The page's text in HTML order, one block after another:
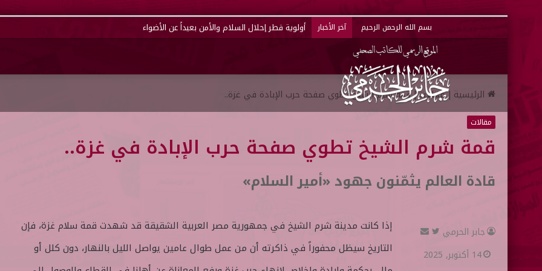
بسم الله الرحمن الرحيم آخر الأخبار أولوية قطر إحلال السلام والأمن بعيداً عن الأضواء
الرئيسية |مقالات|قمة شرم الشيخ تطوي صفحة حرب الإبادة في غزة..
مقالات
قمة شرم الشيخ تطوي صفحة حرب الإبادة في غزة..
قادة العالم يثمّنون جهود «أمير السلام»
إذا كانت مدينة شرم الشيخ في جمهورية مصر العربية الشقيقة قد شهدت قمة سلام غزة، فإن
التاريخ سيظل محفوراً في ذاكرته أن من عمل طوال عامين يواصل الليل بالنهار، دون كلل أو
جابر الحرمي
ت
ا
14 أكتوبر, 2025